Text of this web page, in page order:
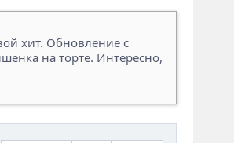
хит. Обновление с
на торте. Интересно,